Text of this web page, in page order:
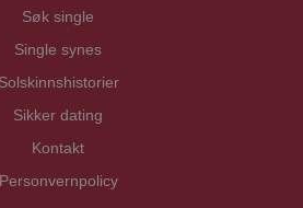
Søk single
Single synes
Solskinnshistorier
Sikker dating
Kontakt
Personvernpolicy